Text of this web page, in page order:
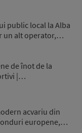
public local la Alba
un alt operator,…
de înot de la
|…
acvariu din
europene,…